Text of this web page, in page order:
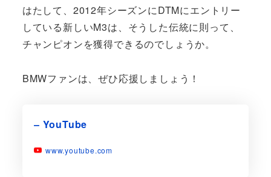
はたして、2012年シーズンにDTMにエントリー
している新しいM3は、そうした伝統に則って、
チャンピオンを獲得できるのでしょうか。
BMWファンは、ぜひ応援しましょう！
– YouTube
www.youtube.com